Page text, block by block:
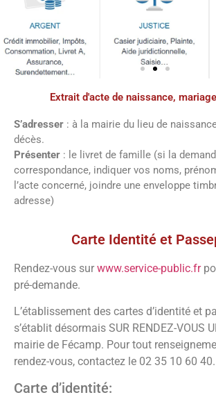
Démarches
administratives
Faîtes vos démarches en ligne
site en cliquant sur le bouton ci-
Extrait d'acte de naissance,
S’adresser : à la mairie du lieu de
décès.
Présenter : le livret de famille (si la
correspondance, indiquer vos noms,
l’acte concerné, joindre une enveloppe
adresse)
Carte Identité et
Rendez-vous sur www.service-public.fr
pré-demande.
L’établissement des cartes d’identité et
s’établit désormais SUR RENDEZ-VOUS
mairie de Fécamp. Pour tout
rendez-vous, contactez le 02 35 10 60 40.
Carte d’identité: